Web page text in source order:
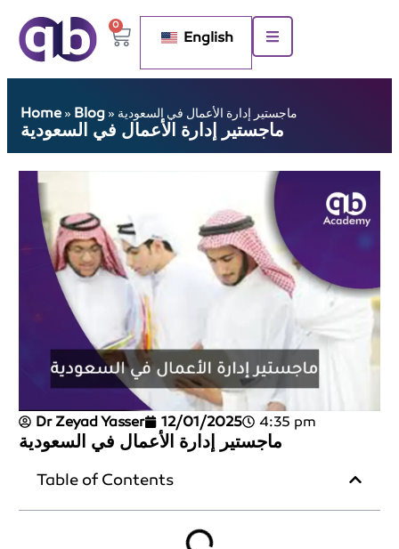
0
English
Home » Blog » ماجستير إدارة الأعمال في السعودية
ماجستير إدارة الأعمال في السعودية
Dr Zeyad Yasser 12/01/2025 4:35 pm
ماجستير إدارة الأعمال في السعودية
Table of Contents